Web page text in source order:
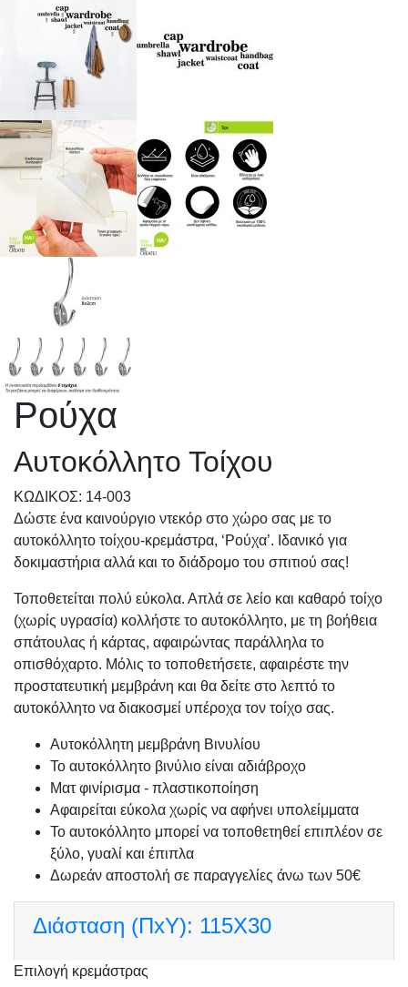
Ρούχα
Αυτοκόλλητο Τοίχου
KΩΔΙΚΟΣ: 14-003
Δώστε ένα καινούργιο ντεκόρ στο χώρο σας με το
αυτοκόλλητο τοίχου-κρεμάστρα, ‘Ρούχα’. Ιδανικό για
δοκιμαστήρια αλλά και το διάδρομο του σπιτιού σας!
Τοποθετείται πολύ εύκολα. Απλά σε λείο και καθαρό τοίχο
(χωρίς υγρασία) κολλήστε το αυτοκόλλητο, με τη βοήθεια
σπάτουλας ή κάρτας, αφαιρώντας παράλληλα το
οπισθόχαρτο. Μόλις το τοποθετήσετε, αφαιρέστε την
προστατευτική μεμβράνη και θα δείτε στο λεπτό το
αυτοκόλλητο να διακοσμεί υπέροχα τον τοίχο σας.
Αυτοκόλλητη μεμβράνη Βινυλίου
Το αυτοκόλλητο βινύλιο είναι αδιάβροχο
Ματ φινίρισμα - πλαστικοποίηση
Αφαιρείται εύκολα χωρίς να αφήνει υπολείμματα
Το αυτοκόλλητο μπορεί να τοποθετηθεί επιπλέον σε
ξύλο, γυαλί και έπιπλα
Δωρεάν αποστολή σε παραγγελίες άνω των 50€
Διάσταση (ΠxΥ): 115X30
Επιλογή κρεμάστρας